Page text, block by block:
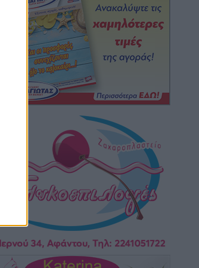
Κικίλιας: Μειώθηκαν κατά 34% οι
μεταναστευτικές ροές στα θαλάσσια
σύνορα
• πριν 8 ώρες
Κως: Γερμανός τουρίστας κέρδισε
αποζημίωση 900 ευρώ επειδή δεν
βρήκε ξαπλώστρες στις οικογενειακές
διακοπές του
Τοπικές Ειδήσεις• πριν 8 ώρες
Ο γεωεντοπισμός μέσω 112 «έσωσε»
Τοπικές Ειδήσεις• πριν 8 ώρες
Σύμη: Ανασύρθηκε σορός άνδρα –